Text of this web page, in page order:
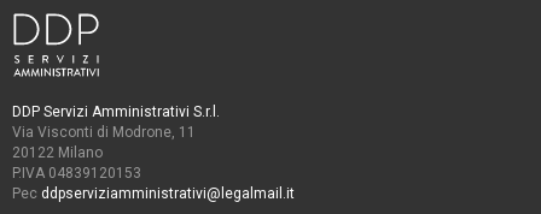
DDP Servizi Amministrativi S.r.l.
Via Visconti di Modrone, 11
20122 Milano
P.IVA 04839120153
Pec ddpserviziamministrativi@legalmail.it